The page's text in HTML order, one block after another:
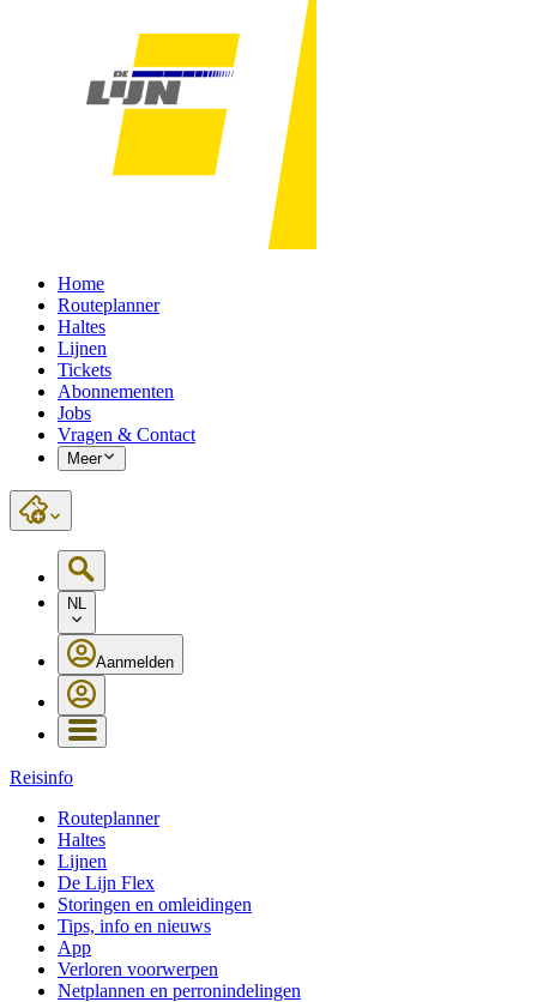
Home
Routeplanner
Haltes
Lijnen
Tickets
Abonnementen
Jobs
Vragen & Contact
Meer
NL
Aanmelden
Reisinfo
Routeplanner
Haltes
Lijnen
De Lijn Flex
Storingen en omleidingen
Tips, info en nieuws
App
Verloren voorwerpen
Netplannen en perronindelingen